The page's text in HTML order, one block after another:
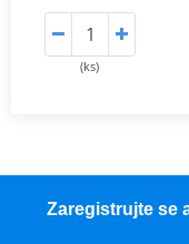
(ks)
Zaregistrujte se